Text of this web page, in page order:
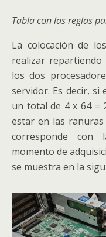
Tabla con las reglas
La colocación de
realizar
los dos
servidor. Es decir, si
un total de 4 x 64 =
estar en las ranuras
corresponde con
momento de
se muestra en la